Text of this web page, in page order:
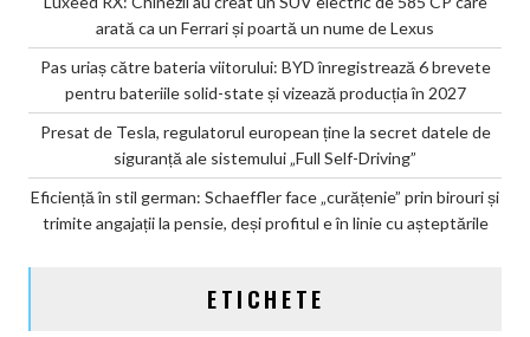
arată ca un Ferrari și poartă un nume de Lexus
Pas uriaș către bateria viitorului: BYD înregistrează 6 brevete
pentru bateriile solid-state și vizează producția în 2027
Presat de Tesla, regulatorul european ține la secret datele de
siguranță ale sistemului „Full Self-Driving”
Eficiență în stil german: Schaeffler face „curățenie” prin birouri și
trimite angajații la pensie, deși profitul e în linie cu așteptările
ETICHETE